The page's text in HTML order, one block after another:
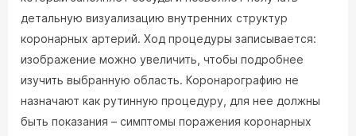
детальную визуализацию внутренних структур
коронарных артерий. Ход процедуры записывается:
изображение можно увеличить, чтобы подробнее
изучить выбранную область. Коронарографию не
назначают как рутинную процедуру, для нее должны
быть показания – симптомы поражения коронарных